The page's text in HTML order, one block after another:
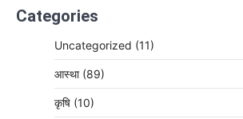
Categories
Uncategorized (11)
आस्था (89)
कृषि (10)